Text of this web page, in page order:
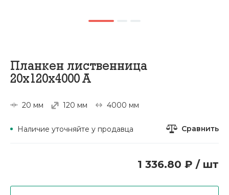
Планкен лиственница
20х120х4000 А
20 мм 120 мм 4000 мм
Наличие уточняйте у продавца Сравнить
1 336.80 ₽ / шт